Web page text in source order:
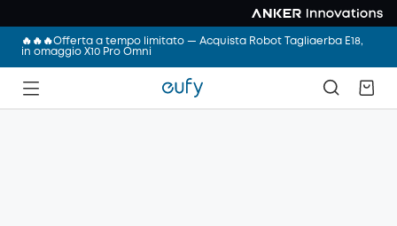
🔥🔥🔥Offerta a tempo limitato — Acquista Robot Tagliaerba E18,
in omaggio X10 Pro Omni